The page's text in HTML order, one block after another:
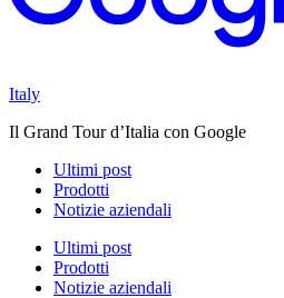
Italy
Il Grand Tour d’Italia con Google
Ultimi post
Prodotti
Notizie aziendali
Ultimi post
Prodotti
Notizie aziendali